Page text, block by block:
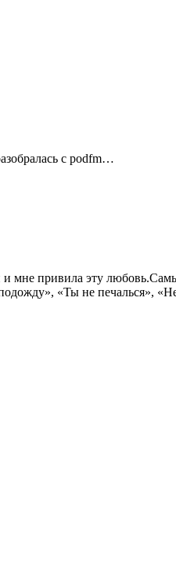
с podfm…
мне привила эту
«Ты не печалься»,